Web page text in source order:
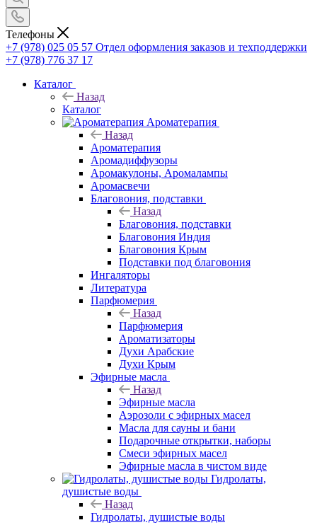
Телефоны
+7 (978) 025 05 57 Отдел оформления заказов и техподдержки
+7 (978) 776 37 17
Каталог
Назад
Каталог
Ароматерапия
Назад
Ароматерапия
Аромадиффузоры
Аромакулоны, Аромалампы
Аромасвечи
Благовония, подставки
Назад
Благовония, подставки
Благовония Индия
Благовония Крым
Подставки под благовония
Ингаляторы
Литература
Парфюмерия
Назад
Парфюмерия
Ароматизаторы
Духи Арабские
Духи Крым
Эфирные масла
Назад
Эфирные масла
Аэрозоли с эфирных масел
Масла для сауны и бани
Подарочные открытки, наборы
Смеси эфирных масел
Эфирные масла в чистом виде
Гидролаты,
душистые воды
Назад
Гидролаты, душистые воды